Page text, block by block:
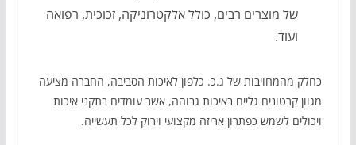
של מוצרים רבים, כולל אלקטרוניקה, זכוכית, רפואה
ועוד.
כחלק מהמחויבות של ג.כ. כלפון לאיכות הסביבה, החברה מציעה
מגוון קרטונים גליים באיכות גבוהה, אשר עומדים בתקני איכות
ויכולים לשמש כפתרון אריזה מקצועי וירוק לכל תעשייה.